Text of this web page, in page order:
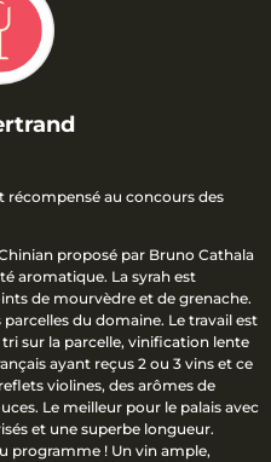
récompensé au concours des
proposé par Bruno Cathala
aromatique. La syrah est
de mourvèdre et de grenache.
du domaine. Le travail est
sur la parcelle, vinification lente
ayant reçus 2 ou 3 vins et ce
violines, des arômes de
Le meilleur pour le palais avec
et une superbe longueur.
programme ! Un vin ample,